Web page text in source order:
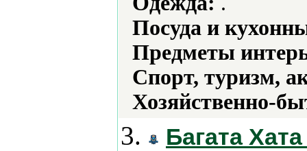
Посуда и
Предметы
Спорт, туризм,
Хозяйственно-
3. Багата